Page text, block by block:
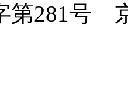
第281号